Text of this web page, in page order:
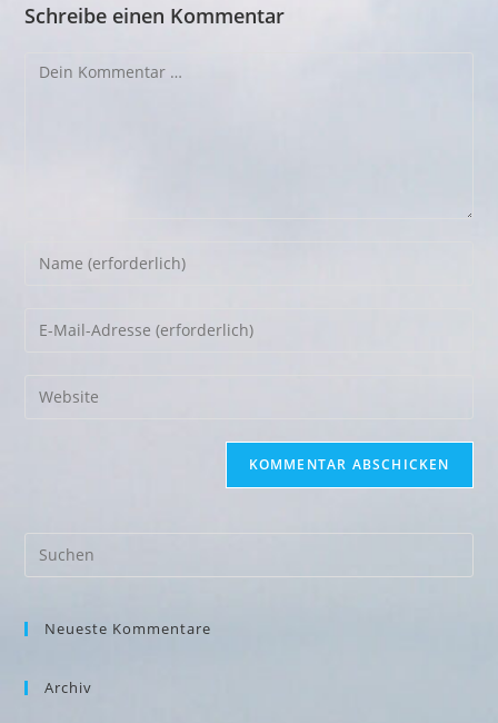
Schreibe einen Kommentar
Neueste Kommentare
Archiv